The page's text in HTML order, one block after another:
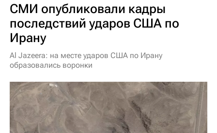
СМИ опубликовали кадры
последствий ударов США по
Ирану
Al Jazeera: на месте ударов США по Ирану
образовались воронки